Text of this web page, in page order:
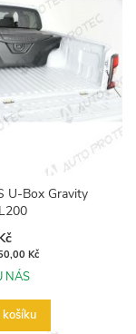
U-Box Gravity
Kč
NÁS